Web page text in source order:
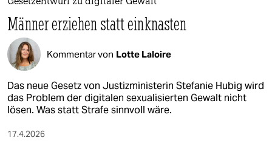
Gesetzentwurf zu digitaler Gewalt
Männer erziehen statt einknasten
Kommentar von Lotte Laloire
Das neue Gesetz von Justizministerin Stefanie Hubig wird
das Problem der digitalen sexualisierten Gewalt nicht
lösen. Was statt Strafe sinnvoll wäre.
17.4.2026